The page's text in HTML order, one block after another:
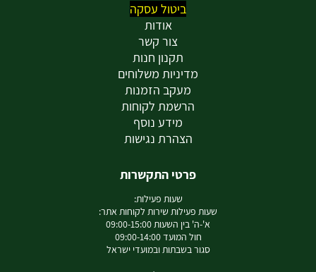
ביטול עסקה
אודות
צור קשר
תקנון חנות
מדיניות משלוחים
מעקב הזמנות
הרשמת לקוחות
מידע נוסף
הצהרת נגישות
פרטי התקשרות
שעות פעילות:
שעות פעילות שירות לקוחות אתר:
א'-ה' בין השעות 09:00-15:00
חול המועד 09:00-14:00
סגור בשבתות ובמועדי ישראל